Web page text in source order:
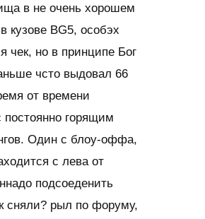
в не очень хорошем
кузове BG5, особэх
чек, но в принципе Бог
чсто выдовал 66
от времени
постоянно горящим
Один с блоу-оффа,
с лева от
подсоеденить
сняли? рыл по форуму,